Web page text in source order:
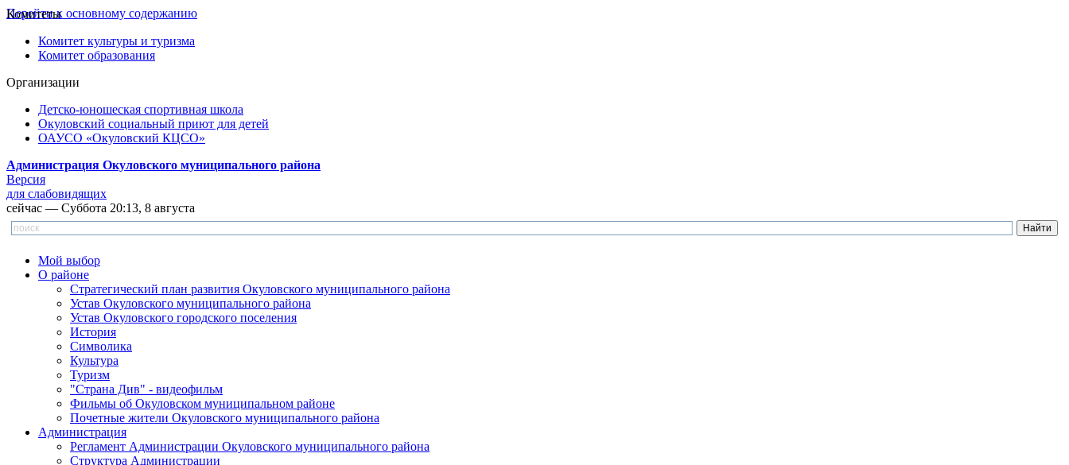
Перейти к основному содержанию
Комитеты
Комитет культуры и туризма
Комитет образования
Организации
Детско-юношеская спортивная школа
Окуловский социальный приют для детей
ОАУСО «Окуловский КЦСО»
Администрация Окуловского муниципального района
Версия
для слабовидящих
сейчас — Суббота 20:13, 8 августа
Мой выбор
О районе
Стратегический план развития Окуловского муниципального района
Устав Окуловского муниципального района
Устав Окуловского городского поселения
История
Символика
Культура
Туризм
"Страна Див" - видеофильм
Фильмы об Окуловском муниципальном районе
Почетные жители Окуловского муниципального района
Администрация
Регламент Администрации Окуловского муниципального района
Структура Администрации